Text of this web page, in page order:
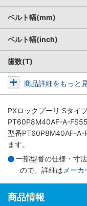
ベルト幅(mm)
ベルト幅(inch)
歯数(T)
商品詳細をもっと
PXロックプーリ Sタイ
PT60P8M40AF-A-
型番PT60P8M40AF-A-
ます。
一部型番の仕様・寸
ので、詳細は メー
商品情報